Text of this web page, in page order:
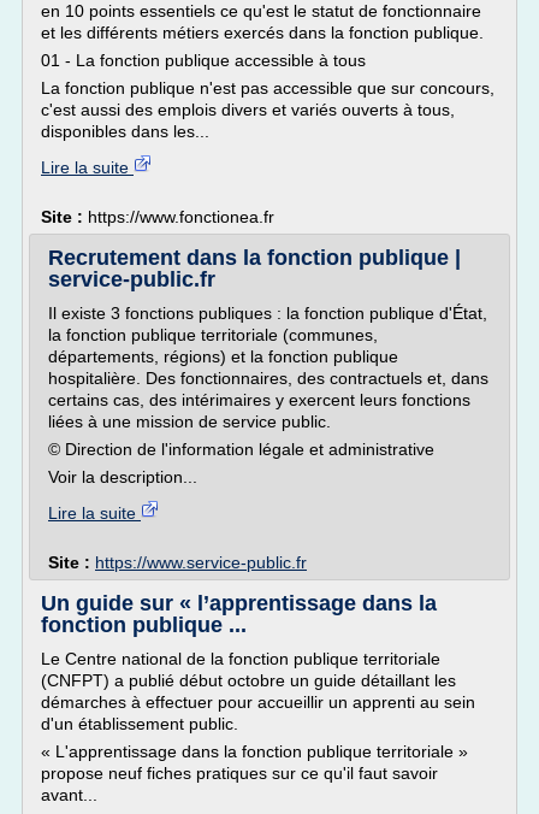
en 10 points essentiels ce qu'est le statut de fonctionnaire
et les différents métiers exercés dans la fonction publique.
01 - La fonction publique accessible à tous
La fonction publique n'est pas accessible que sur concours,
c'est aussi des emplois divers et variés ouverts à tous,
disponibles dans les...
Lire la suite
Site : https://www.fonctionea.fr
Recrutement dans la fonction publique |
service-public.fr
Il existe 3 fonctions publiques : la fonction publique d'État,
la fonction publique territoriale (communes,
départements, régions) et la fonction publique
hospitalière. Des fonctionnaires, des contractuels et, dans
certains cas, des intérimaires y exercent leurs fonctions
liées à une mission de service public.
© Direction de l'information légale et administrative
Voir la description...
Lire la suite
Site : https://www.service-public.fr
Un guide sur « l’apprentissage dans la
fonction publique ...
Le Centre national de la fonction publique territoriale
(CNFPT) a publié début octobre un guide détaillant les
démarches à effectuer pour accueillir un apprenti au sein
d'un établissement public.
« L'apprentissage dans la fonction publique territoriale »
propose neuf fiches pratiques sur ce qu'il faut savoir
avant...